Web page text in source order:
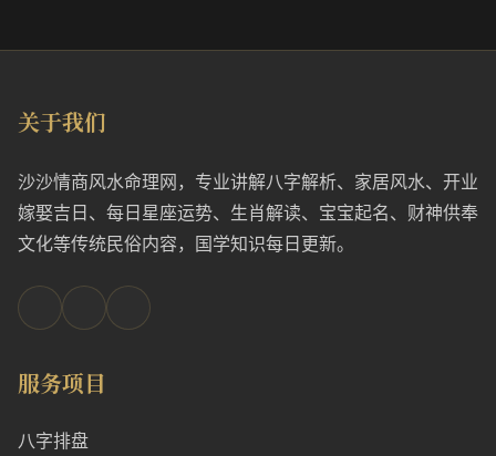
关于我们
沙沙情商风水命理网，专业讲解八字解析、家居风水、开业
嫁娶吉日、每日星座运势、生肖解读、宝宝起名、财神供奉
文化等传统民俗内容，国学知识每日更新。
服务项目
八字排盘